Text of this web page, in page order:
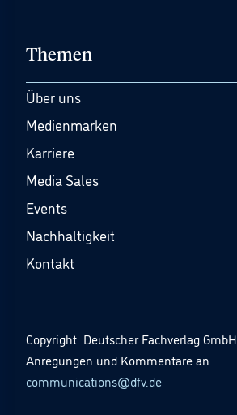
Themen
Über uns
Medienmarken
Karriere
Media Sales
Events
Nachhaltigkeit
Kontakt
Copyright: Deutscher Fachverlag GmbH
Anregungen und Kommentare an
communications@dfv.de